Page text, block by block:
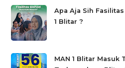
Apa Aja Sih
1 Blitar ?
MAN 1 Blitar Masuk